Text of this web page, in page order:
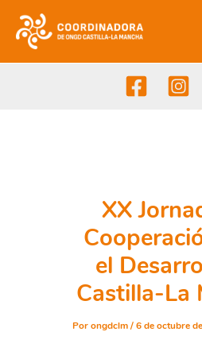
contenido
XX
el
Castilla-La
Porongdclm/6 de octubre